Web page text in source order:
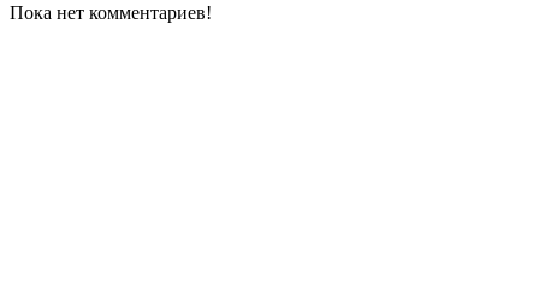
Пока нет комментариев!